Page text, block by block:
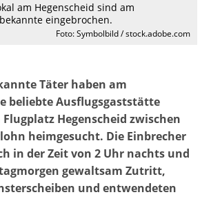
am Hegenscheid sind am
eingebrochen.
Foto: Symbolbild / stock.adobe.com
Täter haben am
beliebte Ausflugsgaststätte
Flugplatz Hegenscheid zwischen
heimgesucht. Die Einbrecher
in der Zeit von 2 Uhr nachts und
gewaltsam Zutritt,
und entwendeten